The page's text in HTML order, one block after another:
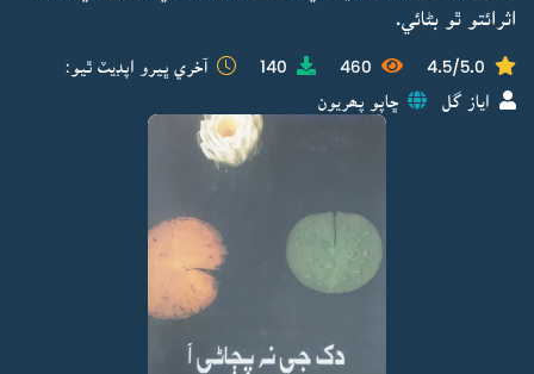
اثرائتو ٿو بڻائي.
4.5/5.0
460
140 آخري ڀيرو اپڊيٽ ٿيو:
اياز گل ڇاپو پھريون